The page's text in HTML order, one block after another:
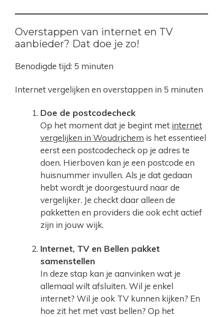
Overstappen van internet en TV
aanbieder? Dat doe je zo!
Benodigde tijd: 5 minuten
Internet vergelijken en overstappen in 5 minuten
Doe de postcodecheck
Op het moment dat je begint met internet
vergelijken in Woudrichem is het essentieel
eerst een postcodecheck op je adres te
doen. Hierboven kan je een postcode en
huisnummer invullen. Als je dat gedaan
hebt wordt je doorgestuurd naar de
vergelijker. Je checkt daar alleen de
pakketten en providers die ook echt actief
zijn in jouw wijk.
Internet, TV en Bellen pakket
samenstellen
In deze stap kan je aanvinken wat je
allemaal wilt afsluiten. Wil je enkel
internet? Wil je ook TV kunnen kijken? En
hoe zit het met vast bellen? Op het